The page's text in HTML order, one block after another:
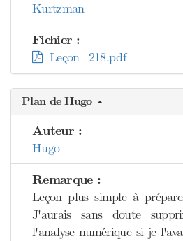
Kurtzman
Fichier :
Leçon_218.pdf
Plan de Hugo
Auteur :
Hugo
Remarque :
Leçon plus simple à
J'aurais sans doute
l'analyse numérique si je